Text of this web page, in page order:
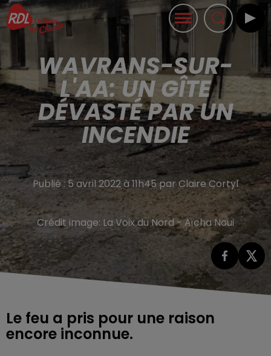
WAVRANS-SUR-
L'AA: UN GÎTE
DÉVASTÉ PAR UN
INCENDIE
Publié : 5 avril 2022 à 11h45 par Claire Cortyl
Crédit image: La Voix du Nord - Aïcha Noui
Le feu a pris pour une raison
encore inconnue.